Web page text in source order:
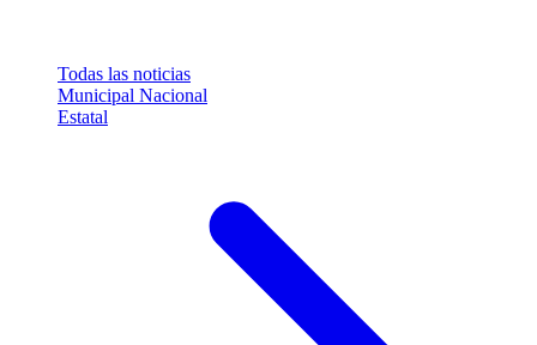
Todas las noticias
Municipal Nacional
Estatal